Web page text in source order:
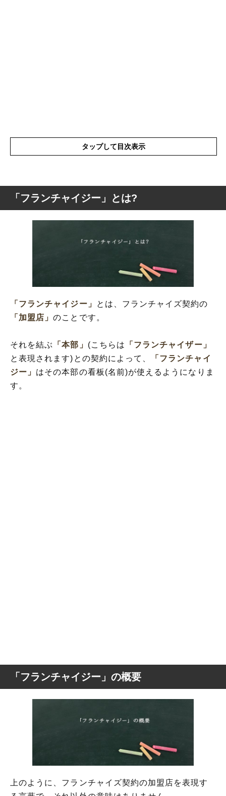
タップして目次表示
「フランチャイジー」とは?
「フランチャイジー」とは?
「フランチャイジー」
とは、フランチャイズ契約の
「加盟店」のことです。
それを結ぶ 「本部」 (こちらは
「フランチャイザー」
と表現されます)との契約によって、
「フランチャイ
ジー」 はその本部の看板(名前)が使えるようになりま
す。
「フランチャイジー」の概要
上のように、フランチャイズ契約の加盟店を表現す